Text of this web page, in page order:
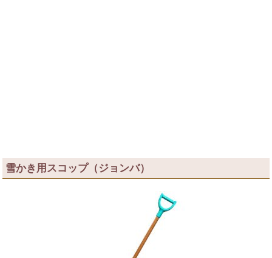
雪かき用スコップ（ジョンバ）